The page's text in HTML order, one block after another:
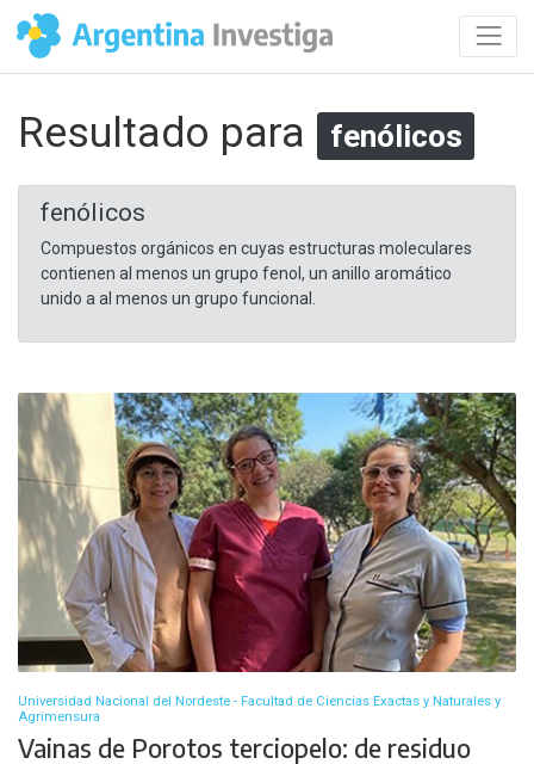
Resultado para fenólicos
fenólicos
Compuestos orgánicos en cuyas estructuras moleculares
contienen al menos un grupo fenol, un anillo aromático
unido a al menos un grupo funcional.
Universidad Nacional del Nordeste - Facultad de Ciencias Exactas y Naturales y
Agrimensura
Vainas de Porotos terciopelo: de residuo